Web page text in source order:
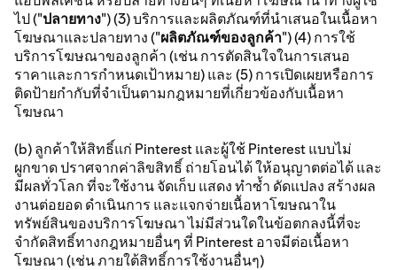
ไป ("ปลายทาง") (3) บริการและผลิตภัณฑ์ที่นําเสนอในเนื้อหา
โฆษณาและปลายทาง ("ผลิตภัณฑ์ของลูกค้า") (4) การใช้
บริการโฆษณาของลูกค้า (เช่น การตัดสินใจในการเสนอ
ราคาและการกำหนดเป้าหมาย) และ (5) การเปิดเผยหรือการ
ติดป้ายกำกับที่จำเป็นตามกฎหมายที่เกี่ยวข้องกับเนื้อหา
โฆษณา
(b) ลูกค้าให้สิทธิ์แก่ Pinterest และผู้ใช้ Pinterest แบบไม่
ผูกขาด ปราศจากค่าลิขสิทธิ์ ถ่ายโอนได้ ให้อนุญาตต่อได้ และ
มีผลทั่วโลก ที่จะใช้งาน จัดเก็บ แสดง ทำซ้ำ ดัดแปลง สร้างผล
งานต่อยอด ดำเนินการ และแจกจ่ายเนื้อหาโฆษณาใน
ทรัพย์สินของบริการโฆษณา ไม่มีส่วนใดในข้อตกลงนี้ที่จะ
จำกัดสิทธิ์ทางกฎหมายอื่นๆ ที่ Pinterest อาจมีต่อเนื้อหา
โฆษณา (เช่น ภายใต้สิทธิ์การใช้งานอื่นๆ)